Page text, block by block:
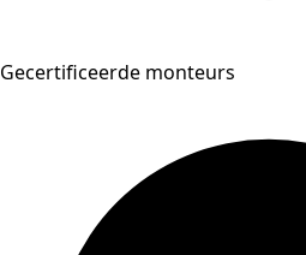
Gecertificeerde monteurs